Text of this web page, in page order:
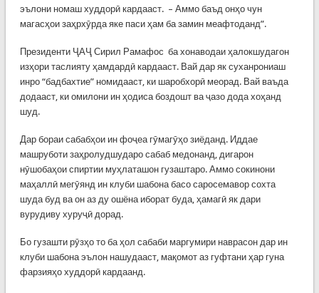
эълони номаш худдорӣ кардааст. – Аммо баъд онҳо чун
магасҳои заҳрхӯрда яке паси ҳам ба замин меафтоданд”.
Президенти ҶАҶ Сирил Рамафос ба хонаводаи ҳалокшудагон
изҳори таслияту ҳамдардӣ кардааст. Вай дар як суханрониаш
инро “бадбахтие” номидааст, ки шаробхорӣ меорад. Вай ваъда
додааст, ки омилони ин ҳодиса боздошт ва ҷазо дода хоҳанд
шуд.
Дар бораи сабабҳои ин фоҷеа гӯмагӯҳо зиёданд. Иддае
машруботи заҳролудшударо сабаб медонанд, дигарон
нӯшобаҳои спиртии муҳлаташон гузаштаро. Аммо сокинони
маҳаллӣ мегӯянд ин клуби шабона басо саросемавор сохта
шуда буд ва он аз ду ошёна иборат буда, ҳамагӣ як дари
вурудиву хуруҷӣ дорад.
Бо гузашти рӯзҳо то ба ҳол сабаби маргумири наврасон дар ин
клуби шабона эълон нашудааст, мақомот аз гуфтани ҳар гуна
фарзияҳо худдорӣ кардаанд.